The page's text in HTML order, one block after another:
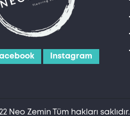
Instagram
Neo Zemin Tüm hakları saklıdır.